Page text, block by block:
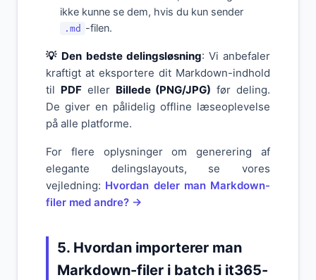
ikke kunne se dem, hvis du kun sender
.md -filen.
💡 Den bedste delingsløsning: Vi anbefaler
kraftigt at eksportere dit Markdown-indhold
til PDFeller Billede (PNG/JPG) før deling.
De giver en pålidelig offline læseoplevelse
på alle platforme.
For flere oplysninger om generering af
elegante delingslayouts, se vores
vejledning: Hvordan deler man Markdown-
filer med andre? →
5. Hvordan importerer man
Markdown-filer i batch i it365-